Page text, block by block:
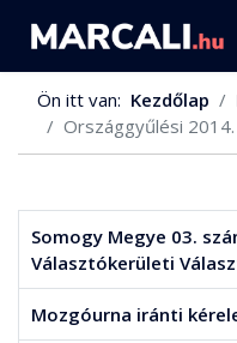
Ön itt van: Kezdőlap
Országgyűlési 2014.
Somogy Megye 03.
Választókerületi
Mozgóurna iránti